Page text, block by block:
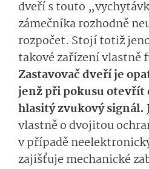
dveří s touto
zámečníka rozhodně
rozpočet. Stojí totiž
takové zařízení vlastně
Zastavovač dveří je
jenž při pokusu
hlasitý zvukový signál.
vlastně o dvojitou
v případě
zajišťuje mechanické